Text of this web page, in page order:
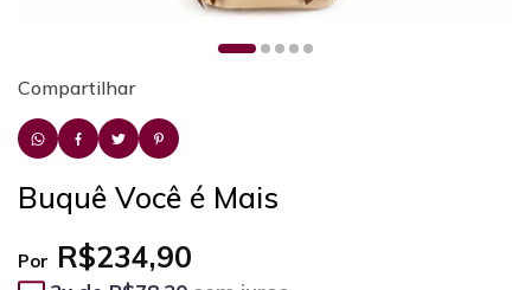
Compartilhar
Buquê Você é Mais
Por R$234,90